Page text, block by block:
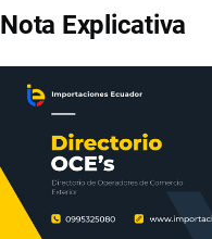
Nota Explicativa